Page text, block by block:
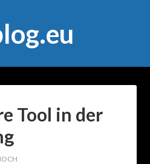
Tool in der